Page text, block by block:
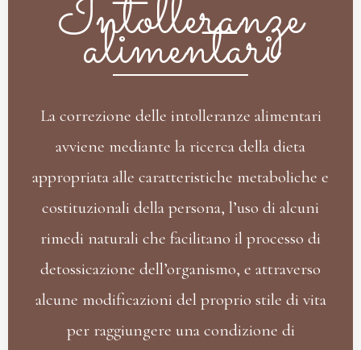
Intolleranze
alimentari
La correzione delle intolleranze alimentari
avviene mediante la ricerca della dieta
appropriata alle caratteristiche metaboliche e
costituzionali della persona, l’uso di alcuni
rimedi naturali che facilitano il processo di
detossicazione dell’organismo, e attraverso
alcune modificazioni del proprio stile di vita
per raggiungere una condizione di